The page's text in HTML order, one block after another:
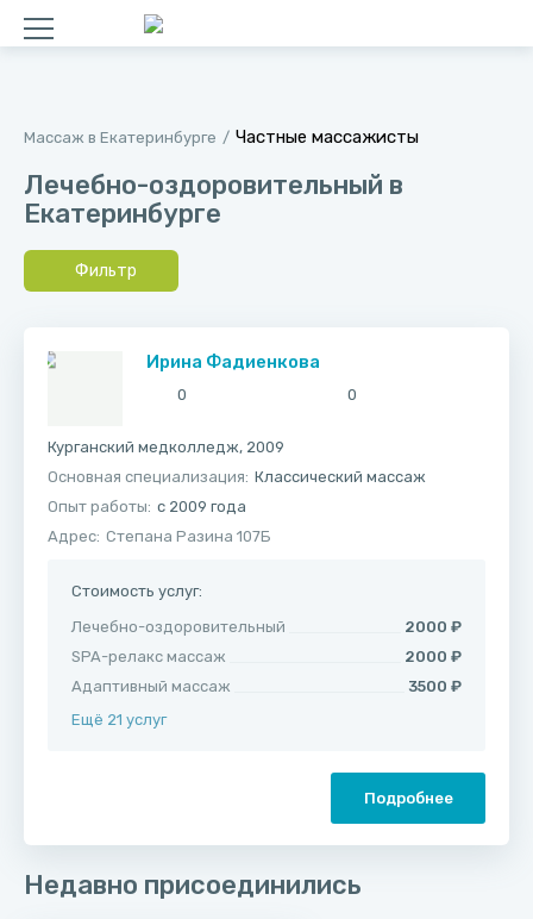
Массаж в Екатеринбурге Частные массажисты
Лечебно-оздоровительный в
Екатеринбурге
Фильтр
Ирина Фадиенкова
0 0
Курганский медколледж, 2009
Основная специализация: Классический массаж
Опыт работы: с 2009 года
Адрес: Степана Разина 107Б
Стоимость услуг:
Лечебно-оздоровительный
2000 ₽
SPA-релакс массаж
2000 ₽
Адаптивный массаж
3500 ₽
Ещё 21 услуг
Подробнее
Недавно присоединились